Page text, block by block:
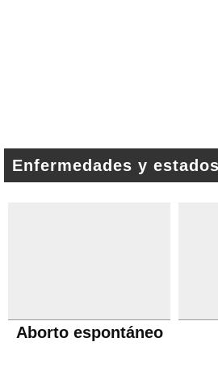
Enfermedades y
Aborto espontáneo